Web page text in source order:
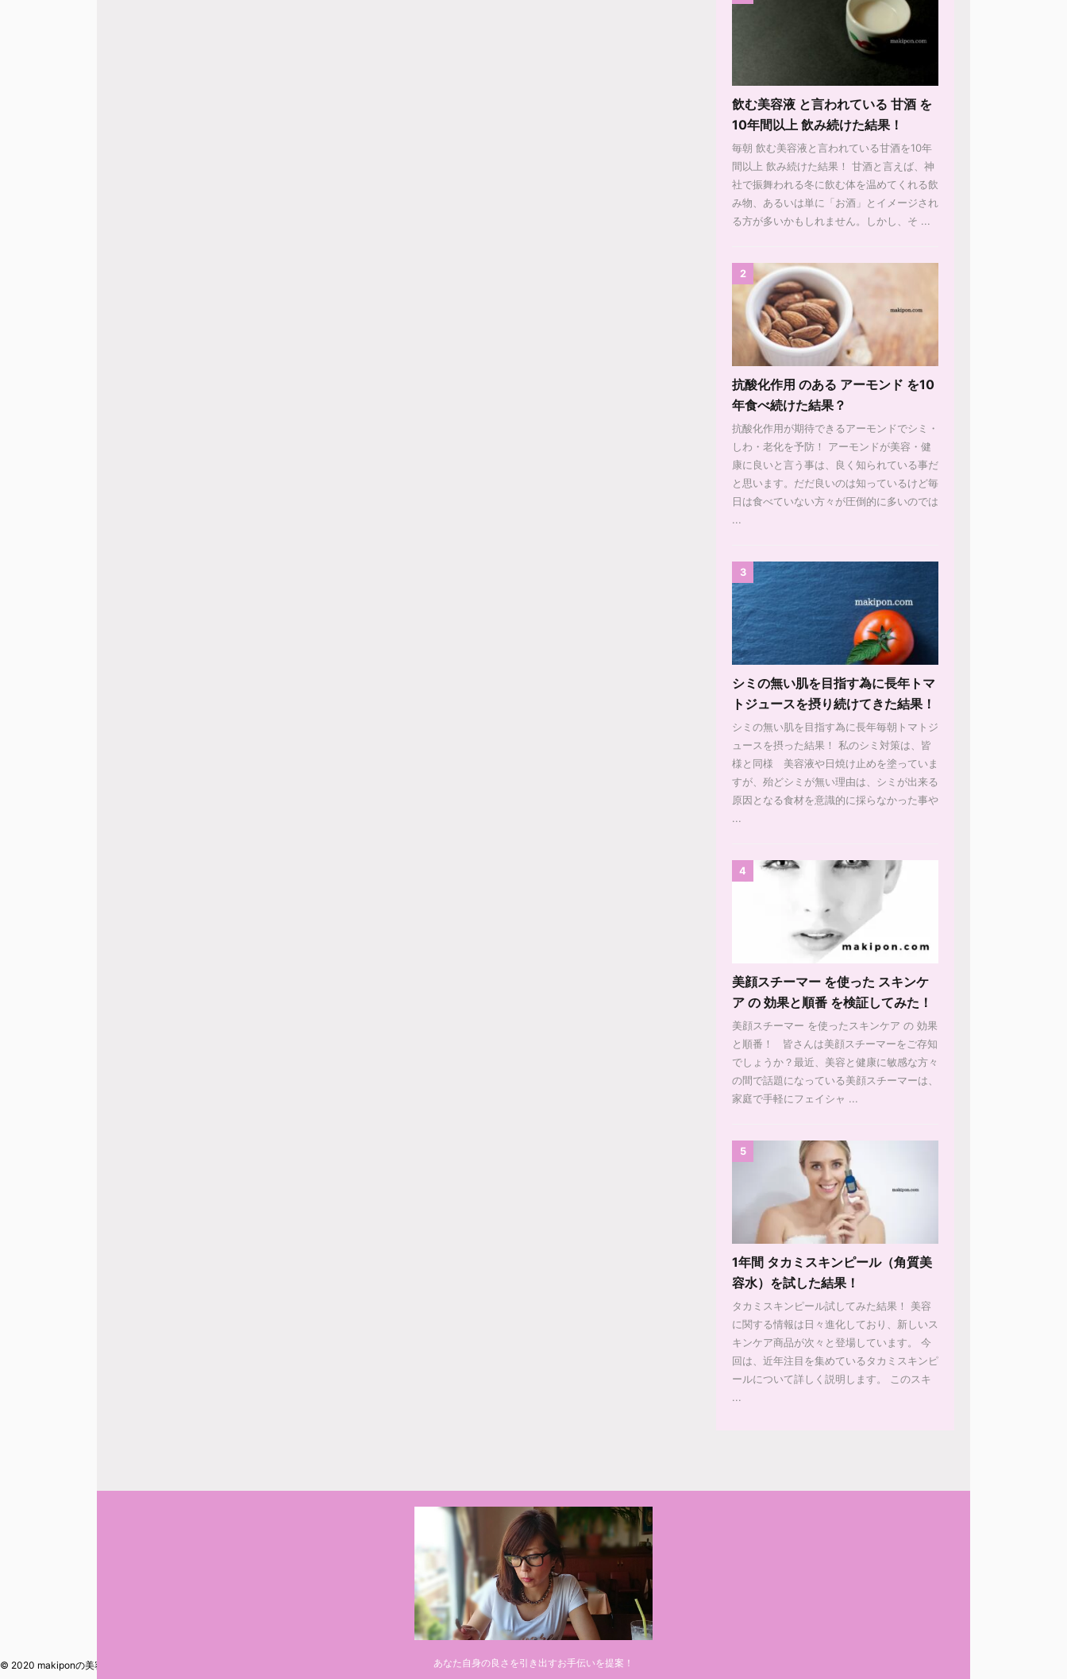
飲む美容液 と言われている 甘酒 を
10年間以上 飲み続けた結果！
毎朝 飲む美容液と言われている甘酒を10年
間以上 飲み続けた結果！ 甘酒と言えば、神
社で振舞われる冬に飲む体を温めてくれる飲
み物、あるいは単に「お酒」とイメージされ
る方が多いかもしれません。しかし、そ ...
2
抗酸化作用 のある アーモンド を10
年食べ続けた結果？
抗酸化作用が期待できるアーモンドでシミ・
しわ・老化を予防！ アーモンドが美容・健
康に良いと言う事は、良く知られている事だ
と思います。だだ良いのは知っているけど毎
日は食べていない方々が圧倒的に多いのでは
...
3
シミの無い肌を目指す為に長年トマ
トジュースを摂り続けてきた結果！
シミの無い肌を目指す為に長年毎朝トマトジ
ュースを摂った結果！ 私のシミ対策は、皆
様と同様 美容液や日焼け止めを塗っていま
すが、殆どシミが無い理由は、シミが出来る
原因となる食材を意識的に採らなかった事や
...
4
美顔スチーマー を使った スキンケ
ア の 効果と順番 を検証してみた！
美顔スチーマー を使ったスキンケア の 効果
と順番！ 皆さんは美顔スチーマーをご存知
でしょうか？最近、美容と健康に敏感な方々
の間で話題になっている美顔スチーマーは、
家庭で手軽にフェイシャ ...
5
1年間 タカミスキンピール（角質美
容水）を試した結果！
タカミスキンピール試してみた結果！ 美容
に関する情報は日々進化しており、新しいス
キンケア商品が次々と登場しています。 今
回は、近年注目を集めているタカミスキンピ
ールについて詳しく説明します。 このスキ
...
あなた自身の良さを引き出すお手伝いを提案！
© 2020 makiponの美容・健康・おすすめ！「ここだけ」の話 Powered by